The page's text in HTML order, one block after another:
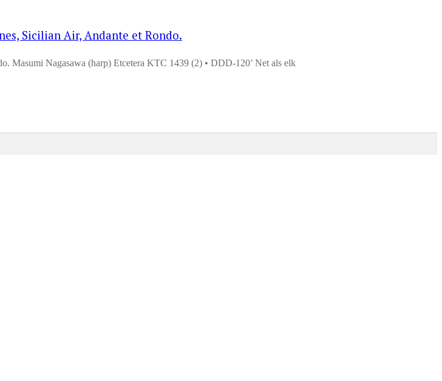
Sicilian Air, Andante et Rondo.
Masumi Nagasawa (harp) Etcetera KTC 1439 (2) • DDD-120’ Net als elk